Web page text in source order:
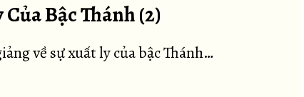
Bậc Thánh (2)
về sự xuất ly của bậc Thánh…